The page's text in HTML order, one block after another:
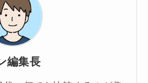
編集長